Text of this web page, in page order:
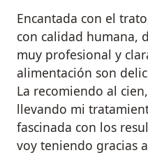
Encantada con el
con calidad humana,
muy profesional y
alimentación son
La recomiendo al
llevando mi
fascinada con los
voy teniendo gracias